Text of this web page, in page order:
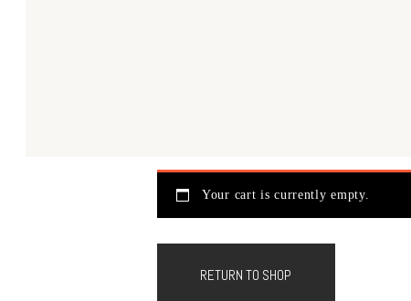
Your cart is currently empty.
RETURN TO SHOP